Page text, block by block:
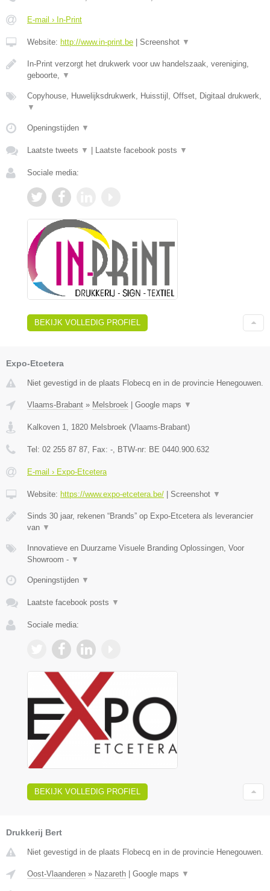
E-mail › In-Print
Website: http://www.in-print.be | Screenshot ▼
In-Print verzorgt het drukwerk voor uw handelszaak, vereniging,
geboorte,
▼
Copyhouse, Huwelijksdrukwerk, Huisstijl, Offset, Digitaal drukwerk,
▼
Openingstijden ▼
Laatste tweets ▼ | Laatste facebook posts ▼
Sociale media:
BEKIJK VOLLEDIG PROFIEL
Expo-Etcetera
Niet gevestigd in de plaats Flobecq en in de provincie Henegouwen.
Vlaams-Brabant » Melsbroek | Google maps ▼
Kalkoven 1 1820 Melsbroek (Vlaams-Brabant)
Tel: 02 255 87 87 , Fax: - , BTW-nr: BE 0440.900.632
E-mail › Expo-Etcetera
Website: https://www.expo-etcetera.be/ | Screenshot ▼
Sinds 30 jaar, rekenen “Brands” op Expo-Etcetera als leverancier
van ▼
Innovatieve en Duurzame Visuele Branding Oplossingen, Voor
Showroom - ▼
Openingstijden ▼
Laatste facebook posts ▼
Sociale media:
BEKIJK VOLLEDIG PROFIEL
Drukkerij Bert
Niet gevestigd in de plaats Flobecq en in de provincie Henegouwen.
Oost-Vlaanderen » Nazareth Google maps ▼